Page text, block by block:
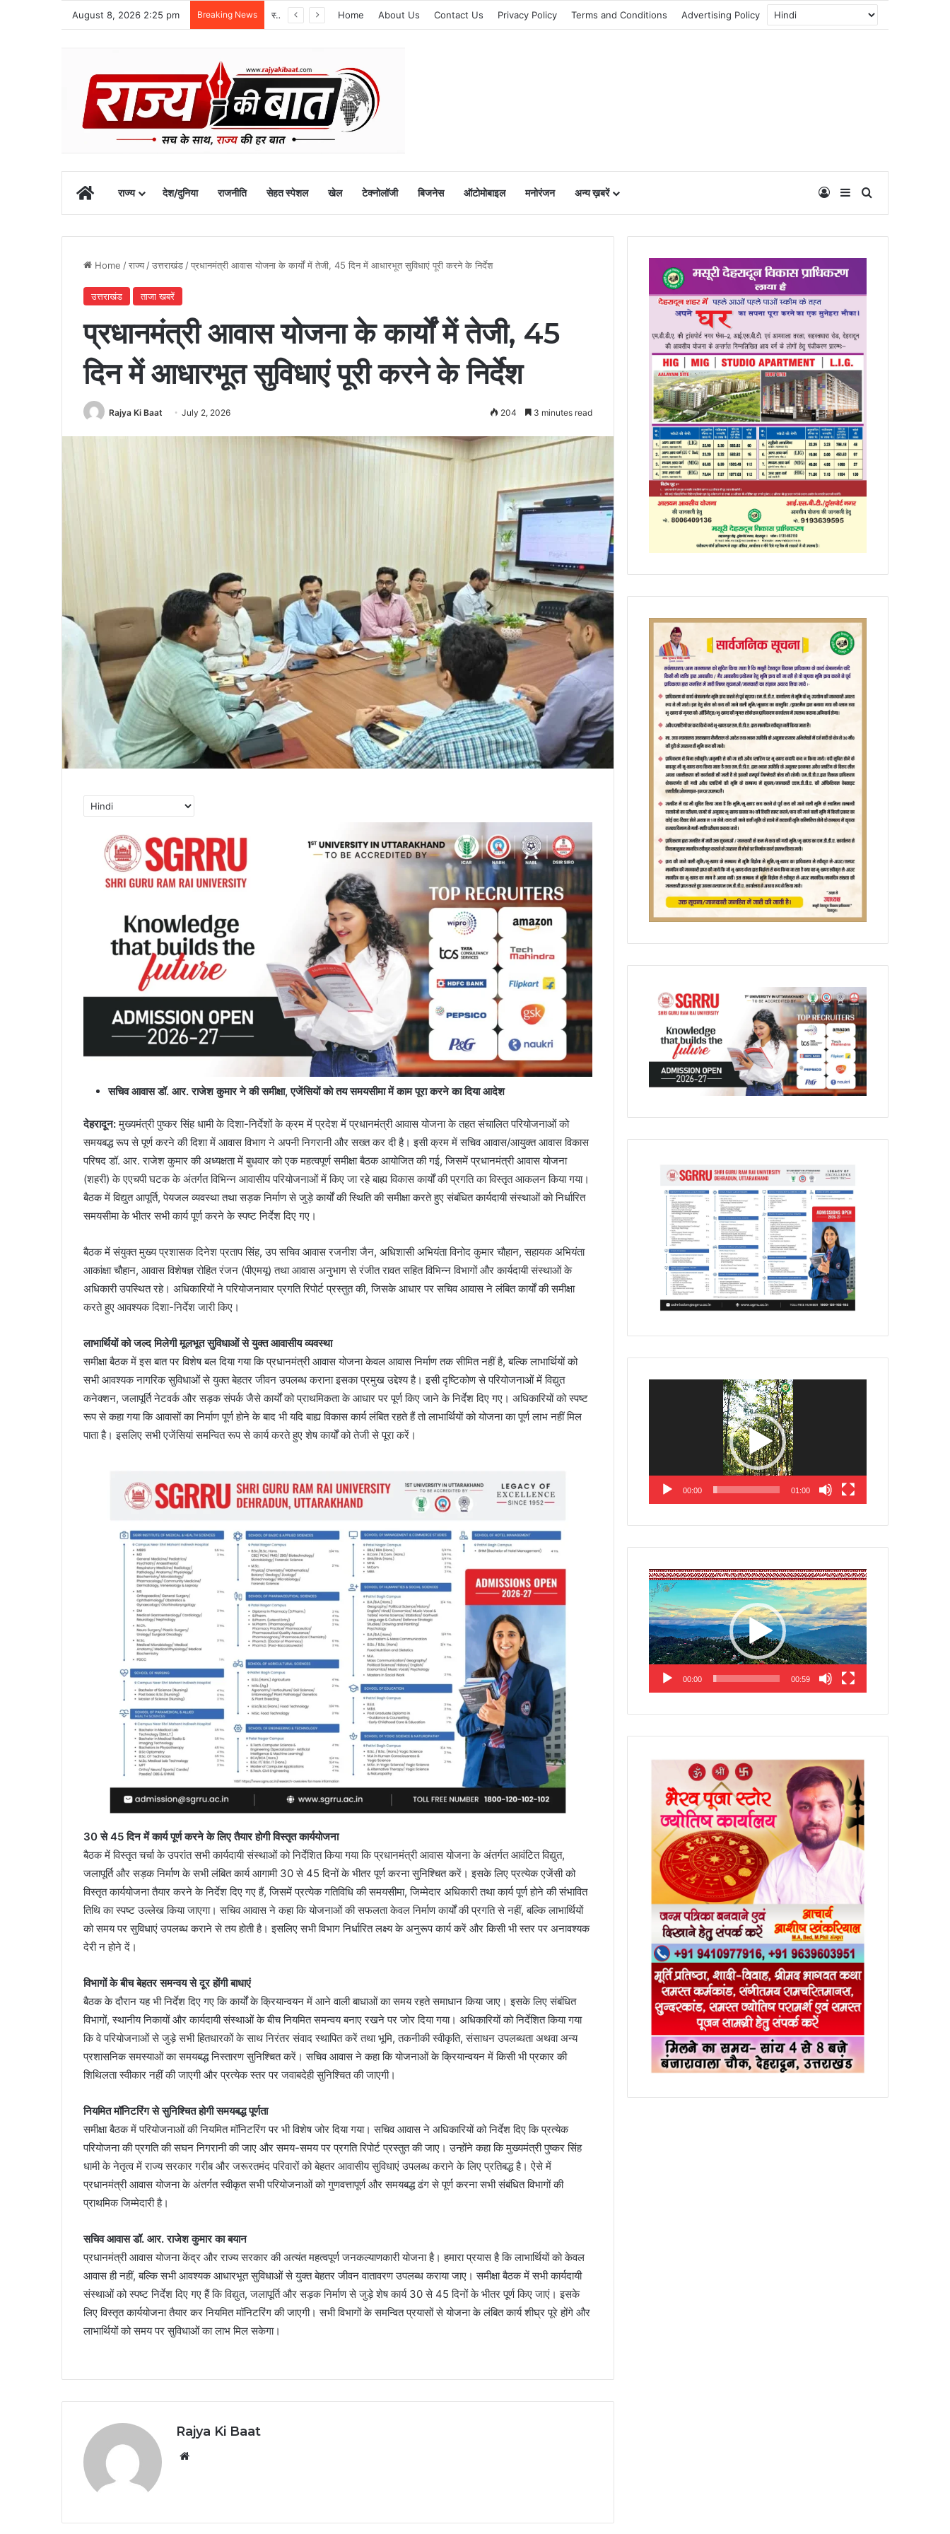
August 8, 2026 2:25 pm Breaking News स्वतंत्रता दिवस समारोह की तैयारियां तेज, डीएम ने की तैयारियों की समीक्षा Home About Us Contact Us Privacy Policy Terms and Conditions Advertising Policy
Homeराज्य देश/दुनिया राजनीति सेहत स्पेशल खेल टेक्नोलॉजी बिजनेस ऑटोमोबाइल मनोरंजन अन्य ख़बरें Log InSidebar
Home /राज्य /उत्तराखंड /प्रधानमंत्री आवास योजना के कार्यों में तेजी, 45 दिन में आधारभूत सुविधाएं पूरी करने के निर्देश
उत्तराखंड ताजा खबरें
प्रधानमंत्री आवास योजना के कार्यों में तेजी, 45
दिन में आधारभूत सुविधाएं पूरी करने के निर्देश
Rajya Ki Baat July 2, 2026 204 3 minutes read
सचिव आवास डॉ. आर. राजेश कुमार ने की समीक्षा, एजेंसियों को तय समयसीमा में काम पूरा करने का दिया आदेश
देहरादून:मुख्यमंत्री पुष्कर सिंह धामी के दिशा-निर्देशों के क्रम में प्रदेश में प्रधानमंत्री आवास योजना के तहत संचालित परियोजनाओं को
समयबद्ध रूप से पूर्ण करने की दिशा में आवास विभाग ने अपनी निगरानी और सख्त कर दी है। इसी क्रम में सचिव आवास/आयुक्त आवास विकास
परिषद डॉ. आर. राजेश कुमार की अध्यक्षता में बुधवार को एक महत्वपूर्ण समीक्षा बैठक आयोजित की गई, जिसमें प्रधानमंत्री आवास योजना
(शहरी) के एएचपी घटक के अंतर्गत विभिन्न आवासीय परियोजनाओं में किए जा रहे बाह्य विकास कार्यों की प्रगति का विस्तृत आकलन किया गया।
बैठक में विद्युत आपूर्ति, पेयजल व्यवस्था तथा सड़क निर्माण से जुड़े कार्यों की स्थिति की समीक्षा करते हुए संबंधित कार्यदायी संस्थाओं को निर्धारित
समयसीमा के भीतर सभी कार्य पूर्ण करने के स्पष्ट निर्देश दिए गए।
बैठक में संयुक्त मुख्य प्रशासक दिनेश प्रताप सिंह, उप सचिव आवास रजनीश जैन, अधिशासी अभियंता विनोद कुमार चौहान, सहायक अभियंता
आकांक्षा चौहान, आवास विशेषज्ञ रोहित रंजन (पीएमयू) तथा आवास अनुभाग से रंजीत रावत सहित विभिन्न विभागों और कार्यदायी संस्थाओं के
अधिकारी उपस्थित रहे। अधिकारियों ने परियोजनावार प्रगति रिपोर्ट प्रस्तुत की, जिसके आधार पर सचिव आवास ने लंबित कार्यों की समीक्षा
करते हुए आवश्यक दिशा-निर्देश जारी किए।
लाभार्थियों को जल्द मिलेगी मूलभूत सुविधाओं से युक्त आवासीय व्यवस्था
समीक्षा बैठक में इस बात पर विशेष बल दिया गया कि प्रधानमंत्री आवास योजना केवल आवास निर्माण तक सीमित नहीं है, बल्कि लाभार्थियों को
सभी आवश्यक नागरिक सुविधाओं से युक्त बेहतर जीवन उपलब्ध कराना इसका प्रमुख उद्देश्य है। इसी दृष्टिकोण से परियोजनाओं में विद्युत
कनेक्शन, जलापूर्ति नेटवर्क और सड़क संपर्क जैसे कार्यों को प्राथमिकता के आधार पर पूर्ण किए जाने के निर्देश दिए गए। अधिकारियों को स्पष्ट
रूप से कहा गया कि आवासों का निर्माण पूर्ण होने के बाद भी यदि बाह्य विकास कार्य लंबित रहते हैं तो लाभार्थियों को योजना का पूर्ण लाभ नहीं मिल
पाता है। इसलिए सभी एजेंसियां समन्वित रूप से कार्य करते हुए शेष कार्यों को तेजी से पूरा करें।
30 से 45 दिन में कार्य पूर्ण करने के लिए तैयार होगी विस्तृत कार्ययोजना
बैठक में विस्तृत चर्चा के उपरांत सभी कार्यदायी संस्थाओं को निर्देशित किया गया कि प्रधानमंत्री आवास योजना के अंतर्गत आवंटित विद्युत,
जलापूर्ति और सड़क निर्माण के सभी लंबित कार्य आगामी 30 से 45 दिनों के भीतर पूर्ण करना सुनिश्चित करें। इसके लिए प्रत्येक एजेंसी को
विस्तृत कार्ययोजना तैयार करने के निर्देश दिए गए हैं, जिसमें प्रत्येक गतिविधि की समयसीमा, जिम्मेदार अधिकारी तथा कार्य पूर्ण होने की संभावित
तिथि का स्पष्ट उल्लेख किया जाएगा। सचिव आवास ने कहा कि योजनाओं की सफलता केवल निर्माण कार्यों की प्रगति से नहीं, बल्कि लाभार्थियों
को समय पर सुविधाएं उपलब्ध कराने से तय होती है। इसलिए सभी विभाग निर्धारित लक्ष्य के अनुरूप कार्य करें और किसी भी स्तर पर अनावश्यक
देरी न होने दें।
विभागों के बीच बेहतर समन्वय से दूर होंगी बाधाएं
बैठक के दौरान यह भी निर्देश दिए गए कि कार्यों के क्रियान्वयन में आने वाली बाधाओं का समय रहते समाधान किया जाए। इसके लिए संबंधित
विभागों, स्थानीय निकायों और कार्यदायी संस्थाओं के बीच नियमित समन्वय बनाए रखने पर जोर दिया गया। अधिकारियों को निर्देशित किया गया
कि वे परियोजनाओं से जुड़े सभी हितधारकों के साथ निरंतर संवाद स्थापित करें तथा भूमि, तकनीकी स्वीकृति, संसाधन उपलब्धता अथवा अन्य
प्रशासनिक समस्याओं का समयबद्ध निस्तारण सुनिश्चित करें। सचिव आवास ने कहा कि योजनाओं के क्रियान्वयन में किसी भी प्रकार की
शिथिलता स्वीकार नहीं की जाएगी और प्रत्येक स्तर पर जवाबदेही सुनिश्चित की जाएगी।
नियमित मॉनिटरिंग से सुनिश्चित होगी समयबद्ध पूर्णता
समीक्षा बैठक में परियोजनाओं की नियमित मॉनिटरिंग पर भी विशेष जोर दिया गया। सचिव आवास ने अधिकारियों को निर्देश दिए कि प्रत्येक
परियोजना की प्रगति की सघन निगरानी की जाए और समय-समय पर प्रगति रिपोर्ट प्रस्तुत की जाए। उन्होंने कहा कि मुख्यमंत्री पुष्कर सिंह
धामी के नेतृत्व में राज्य सरकार गरीब और जरूरतमंद परिवारों को बेहतर आवासीय सुविधाएं उपलब्ध कराने के लिए प्रतिबद्ध है। ऐसे में
प्रधानमंत्री आवास योजना के अंतर्गत स्वीकृत सभी परियोजनाओं को गुणवत्तापूर्ण और समयबद्ध ढंग से पूर्ण करना सभी संबंधित विभागों की
प्राथमिक जिम्मेदारी है।
सचिव आवास डॉ. आर. राजेश कुमार का बयान
प्रधानमंत्री आवास योजना केंद्र और राज्य सरकार की अत्यंत महत्वपूर्ण जनकल्याणकारी योजना है। हमारा प्रयास है कि लाभार्थियों को केवल
आवास ही नहीं, बल्कि सभी आवश्यक आधारभूत सुविधाओं से युक्त बेहतर जीवन वातावरण उपलब्ध कराया जाए। समीक्षा बैठक में सभी कार्यदायी
संस्थाओं को स्पष्ट निर्देश दिए गए हैं कि विद्युत, जलापूर्ति और सड़क निर्माण से जुड़े शेष कार्य 30 से 45 दिनों के भीतर पूर्ण किए जाएं। इसके
लिए विस्तृत कार्ययोजना तैयार कर नियमित मॉनिटरिंग की जाएगी। सभी विभागों के समन्वित प्रयासों से योजना के लंबित कार्य शीघ्र पूरे होंगे और
लाभार्थियों को समय पर सुविधाओं का लाभ मिल सकेगा।
Rajya Ki Baat
00:00 01:00
Video
Player
00:00 00:59